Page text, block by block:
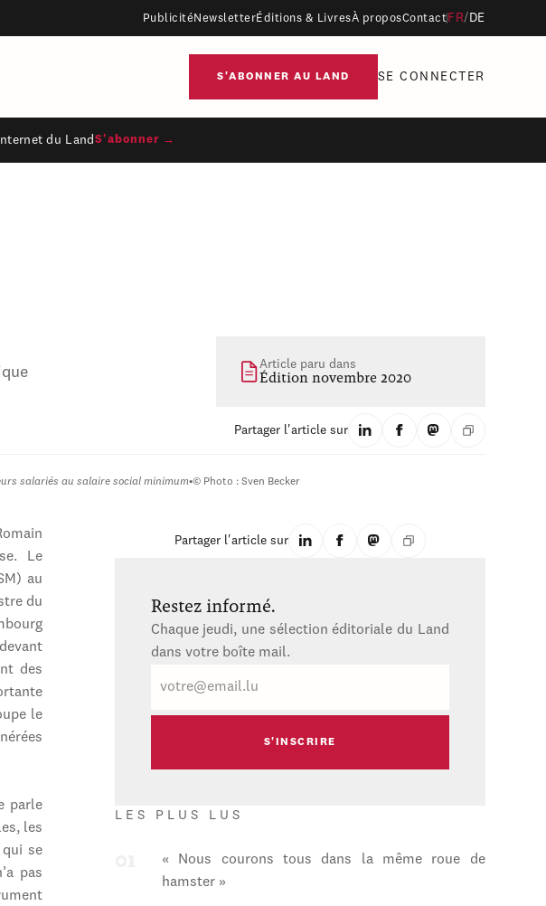
Publicité NewsletterÉditions & LivresÀ proposContact FR/ DE
S'ABONNER AU LAND SE CONNECTER
du Land S'abonner →
Article paru dans
Édition novembre 2020
Partager l'article sur
salariés au salaire social minimum•© Photo : Sven Becker
Le
au
du
des
le
parle
les
se
pas
Partager l'article sur
Restez informé.
Chaque jeudi, une sélection éditoriale du Land
dans votre boîte mail.
mail
LES PLUS LUS
« Nous courons tous dans la même roue de
hamster »